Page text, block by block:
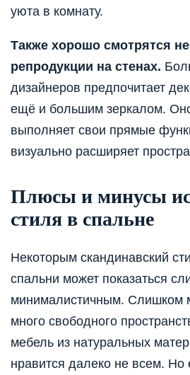
уюта в комнату.
Также хорошо смотрятся
репродукции на стенах.
дизайнеров предпочитает
ещё и большим зеркалом.
выполняет свои прямые
визуально расширяет
Плюсы и минусы
стиля в спальне
Некоторым скандинавский
спальни может показаться
минималистичным. Слишком
много свободного
мебель из натуральных
нравится далеко не всем. Но